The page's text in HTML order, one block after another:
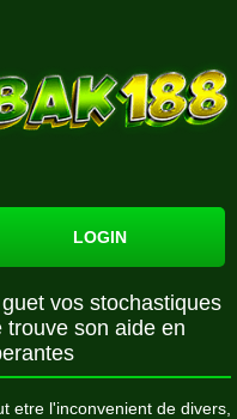
LOGIN
vos stochastiques
son aide en
etre l'inconvenient de divers,